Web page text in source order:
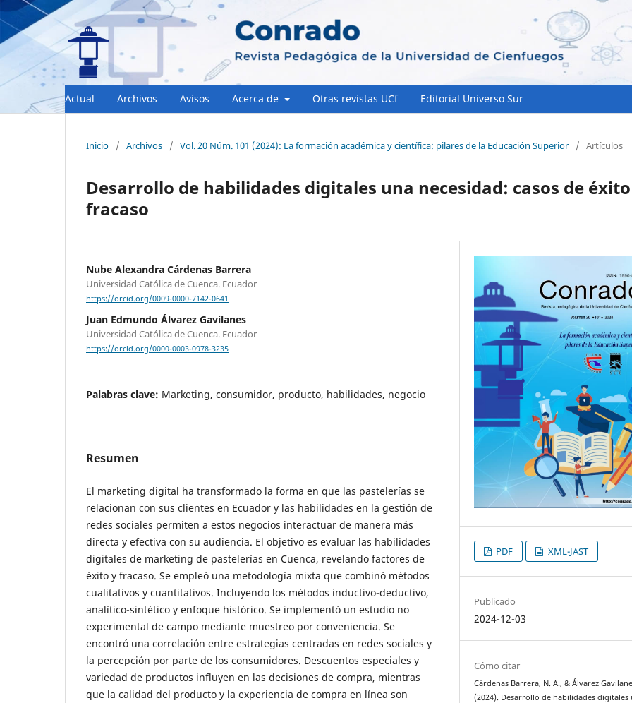
Actual Archivos Avisos Acerca de Otras revistas UCf Editorial Universo Sur
Inicio / Archivos / Vol. 20 Núm. 101 (2024): La formación académica y científica: pilares de la Educación Superior / Artículos
Desarrollo de habilidades digitales una necesidad: casos de
fracaso
Nube Alexandra Cárdenas Barrera
Universidad Católica de Cuenca. Ecuador
https://orcid.org/0009-0000-7142-0641
Juan Edmundo Álvarez Gavilanes
Universidad Católica de Cuenca. Ecuador
https://orcid.org/0000-0003-0978-3235
Palabras clave: Marketing, consumidor, producto, habilidades, negocio
Resumen
El marketing digital ha transformado la forma en que las pastelerías se
relacionan con sus clientes en Ecuador y las habilidades en la gestión de
redes sociales permiten a estos negocios interactuar de manera más
directa y efectiva con su audiencia. El objetivo es evaluar las habilidades
digitales de marketing de pastelerías en Cuenca, revelando factores de
éxito y fracaso. Se empleó una metodología mixta que combinó métodos
cualitativos y cuantitativos. Incluyendo los métodos inductivo-deductivo,
analítico-sintético y enfoque histórico. Se implementó un estudio no
experimental de campo mediante muestreo por conveniencia. Se
encontró una correlación entre estrategias centradas en redes sociales y
la percepción por parte de los consumidores. Descuentos especiales y
variedad de productos influyen en las decisiones de compra, mientras
que la calidad del producto y la experiencia de compra en línea son
PDF XML-JAST
Publicado
2024-12-03
Cómo citar
Cárdenas Barrera, N. A., & Álvarez
(2024). Desarrollo de habilidades digitales